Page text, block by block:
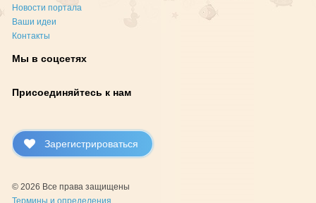
Новости портала
Ваши идеи
Контакты
Мы в соцсетях
Присоединяйтесь к нам
Зарегистрироваться
© 2026 Все права защищены
Термины и определения